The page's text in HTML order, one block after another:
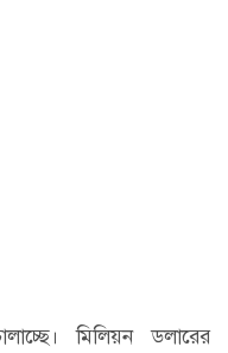
মিলিয়ন ডলারের